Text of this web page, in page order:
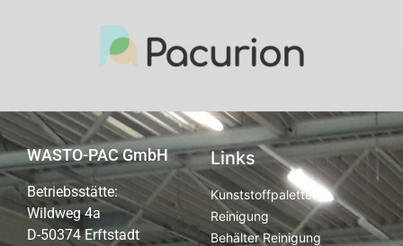
WASTO-PAC GmbH
Betriebsstätte:
Wildweg 4a
D-50374 Erftstadt
Links
Kunststoffpaletten
Reinigung
Behälter Reinigung